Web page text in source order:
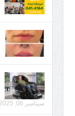
سپتامبر 06, 2025